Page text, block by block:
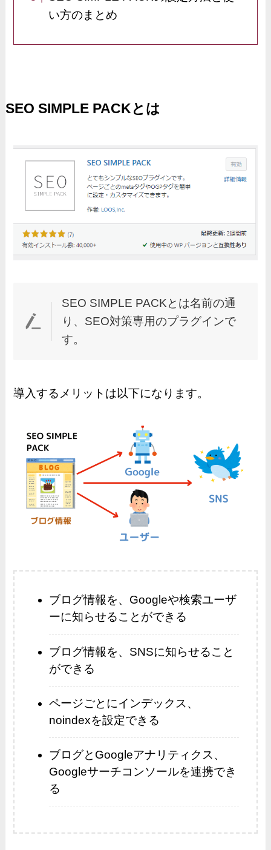
い方のまとめ
SEO SIMPLE PACKとは
SEO SIMPLE PACKとは名前の通
り、SEO対策専用のプラグインで
す。
導入するメリットは以下になります。
ブログ情報を、Googleや検索ユーザ
ーに知らせることができる
ブログ情報を、SNSに知らせること
ができる
ページごとにインデックス、
noindexを設定できる
ブログとGoogleアナリティクス、
Googleサーチコンソールを連携でき
る